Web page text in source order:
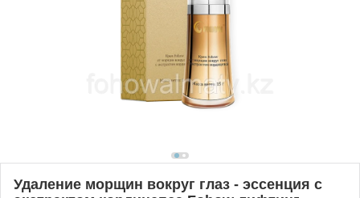
Удаление морщин вокруг глаз - эссенция с